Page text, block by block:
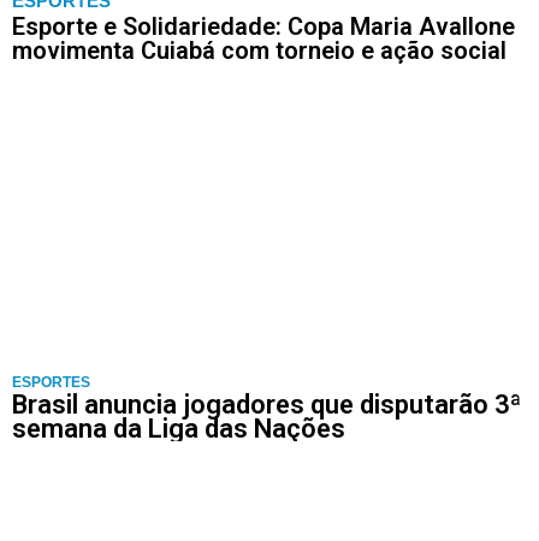
Esporte e Solidariedade: Copa Maria Avallone
movimenta Cuiabá com torneio e ação social
ESPORTES
Brasil anuncia jogadores que disputarão 3ª
semana da Liga das Nações